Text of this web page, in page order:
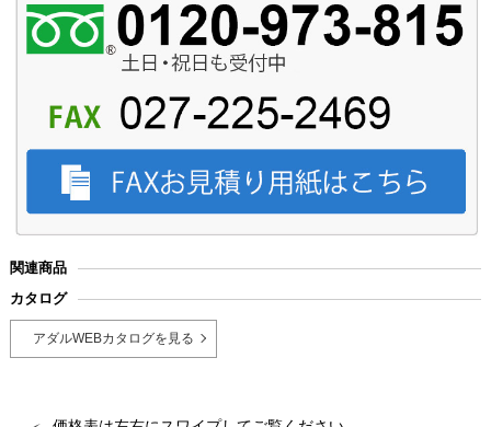
関連商品
カタログ
アダルWEBカタログを見る